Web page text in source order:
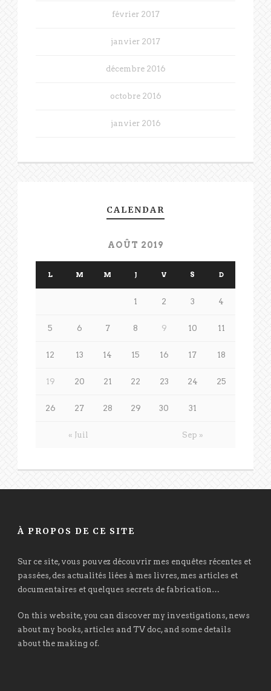
février 2017
janvier 2017
décembre 2016
octobre 2016
janvier 2016
CALENDAR
AOÛT 2019
L M M J V S D
« Juil Sep »
1 2 3 4
5 6 7 8 9 10 11
12 13 14 15 16 17 18
19 20 21 22 23 24 25
26 27 28 29 30 31
À PROPOS DE CE SITE
Sur ce site, vous pouvez découvrir mes enquêtes récentes et
passées, des actualités liées à mes livres, mes articles et
documentaires et quelques secrets de fabrication…
On this website, you can discover my investigations, news
about my books, articles and TV doc, and some details
about the making of.